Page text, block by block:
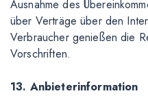
Ausnahme des
über Verträge über den
Verbraucher genießen die
Vorschriften.
13. Anbieterinformation